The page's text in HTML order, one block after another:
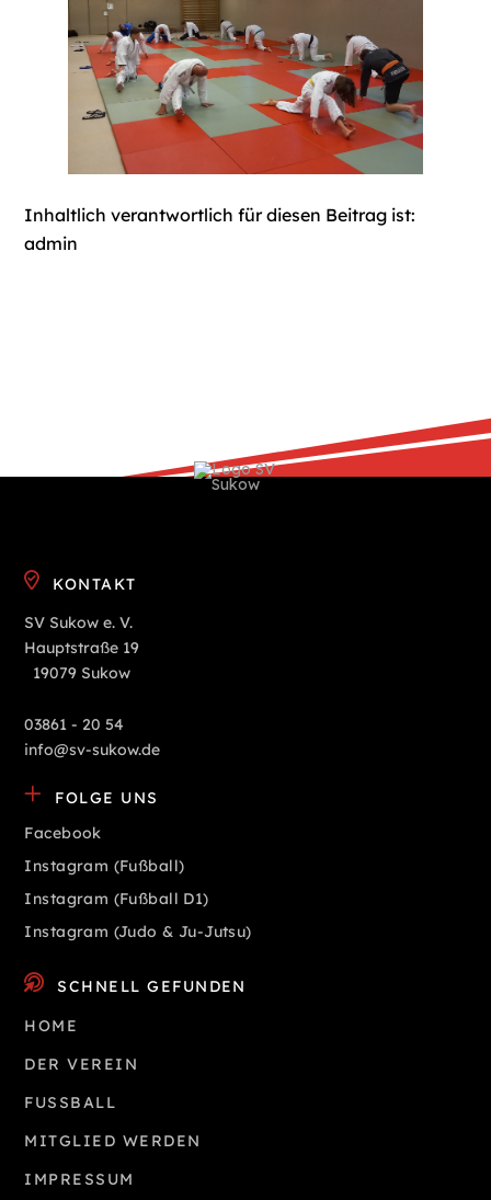
Inhaltlich verantwortlich für diesen Beitrag ist:
admin
KONTAKT
SV Sukow e. V.
Hauptstraße 19
19079 Sukow
03861 - 20 54
info@sv-sukow.de
FOLGE UNS
Facebook
Instagram (Fußball)
Instagram (Fußball D1)
Instagram (Judo & Ju-Jutsu)
SCHNELL GEFUNDEN
HOME
DER VEREIN
FUSSBALL
MITGLIED WERDEN
IMPRESSUM